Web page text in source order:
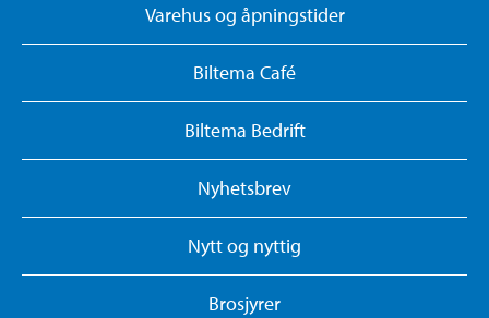
Varehus og åpningstider
Biltema Café
Biltema Bedrift
Nyhetsbrev
Nytt og nyttig
Brosjyrer